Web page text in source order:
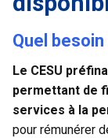
Quel
Le CESU
permettant de
services à la
pour rémunérer